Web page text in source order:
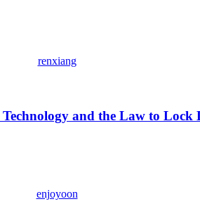
renxiang
Technology and the Law to
enjoyoon